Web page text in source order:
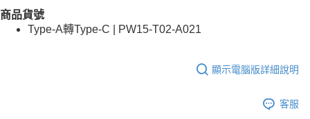
商品貨號
Type-A轉Type-C | PW15-T02-A021
顯示電腦版詳細說明
客服